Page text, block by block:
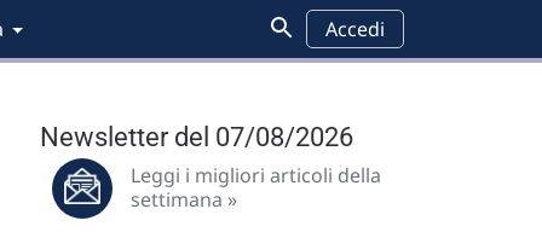
Accedi
Newsletter del 07/08/2026
Leggi i migliori articoli della
settimana »